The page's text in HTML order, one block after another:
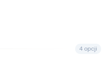
4 opcji